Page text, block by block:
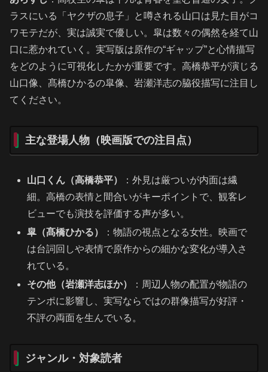
ラスにいる「ヤクザの息子」と噂される山口は見た目がコ
ワモテだが、実は誠実で優しい。皐は数々の偶然を経て山
口に惹かれていく。実写版は原作の“ギャップ”と心情描写
をどのように可視化したかが重要です。高橋恭平が演じる
山口像、髙橋ひかるの皐像、岩瀬洋志の脇役描写に注目し
てください。
主な登場人物（映画版での注目点）
山口くん（高橋恭平）
：外見は厳ついが内面は繊
細。高橋の表情と間合いがキーポイントで、観客レ
ビューでも演技を評価する声が多い。
皐（髙橋ひかる）
：物語の視点となる女性。映画で
は台詞回しや表情で原作からの細かな変化が導入さ
れている。
その他（岩瀬洋志ほか）
：周辺人物の配置が物語の
テンポに影響し、実写ならではの群像描写が好評・
不評の両面を生んでいる。
ジャンル・対象読者